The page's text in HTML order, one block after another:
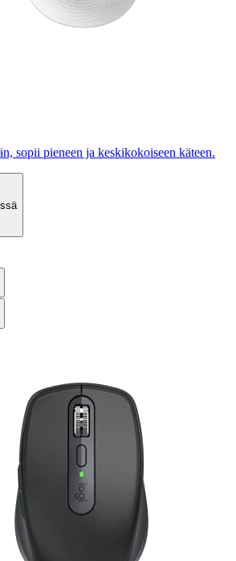
sopii pieneen ja keskikokoiseen käteen.